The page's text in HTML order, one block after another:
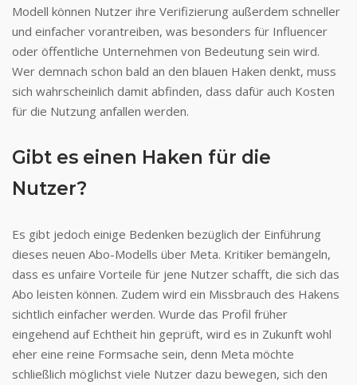
Modell können Nutzer ihre Verifizierung außerdem schneller
und einfacher vorantreiben, was besonders für Influencer
oder öffentliche Unternehmen von Bedeutung sein wird.
Wer demnach schon bald an den blauen Haken denkt, muss
sich wahrscheinlich damit abfinden, dass dafür auch Kosten
für die Nutzung anfallen werden.
Gibt es einen Haken für die
Nutzer?
Es gibt jedoch einige Bedenken bezüglich der Einführung
dieses neuen Abo-Modells über Meta. Kritiker bemängeln,
dass es unfaire Vorteile für jene Nutzer schafft, die sich das
Abo leisten können. Zudem wird ein Missbrauch des Hakens
sichtlich einfacher werden. Wurde das Profil früher
eingehend auf Echtheit hin geprüft, wird es in Zukunft wohl
eher eine reine Formsache sein, denn Meta möchte
schließlich möglichst viele Nutzer dazu bewegen, sich den